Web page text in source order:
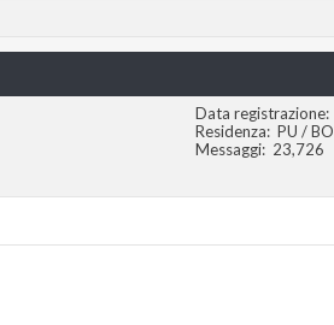
Data registrazione
Residenza
PU / BO
Messaggi
23,726